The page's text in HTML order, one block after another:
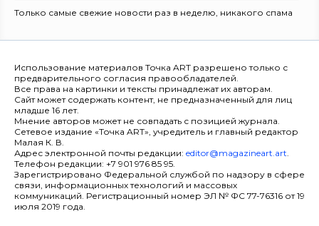
Только самые свежие новости раз в неделю, никакого спама
Использование материалов Точка ART разрешено только с
предварительного согласия правообладателей.
Все права на картинки и тексты принадлежат их авторам.
Сайт может содержать контент, не предназначенный для лиц
младше 16 лет.
Мнение авторов может не совпадать с позицией журнала.
Сетевое издание «Точка ART», учредитель и главный редактор
Малая К. В.
Адрес электронной почты редакции: editor@magazineart.art.
Телефон редакции: +7 901 976 85 95.
Зарегистрировано Федеральной службой по надзору в сфере
связи, информационных технологий и массовых
коммуникаций. Регистрационный номер ЭЛ № ФС 77-76316 от 19
июля 2019 года.